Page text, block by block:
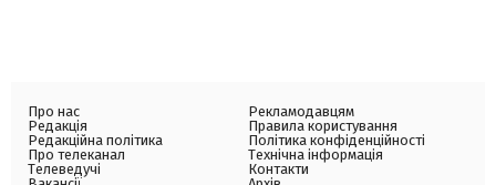
Про нас
Редакція
Редакційна політика
Про телеканал
Телеведучі
Рекламодавцям
Правила користування
Політика конфіденційності
Технічна інформація
Контакти